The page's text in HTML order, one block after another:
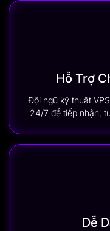
Hỗ Trợ
Đội ngũ kỹ thuật
24/7 để tiếp nhận,
Dễ